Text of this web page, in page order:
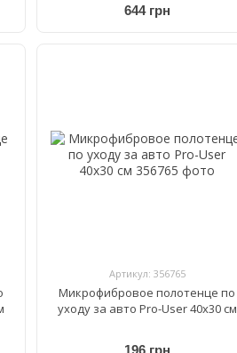
644 грн
Артикул: 356765
Микрофибровое полотенце по
уходу за авто Pro-User 40х30 см